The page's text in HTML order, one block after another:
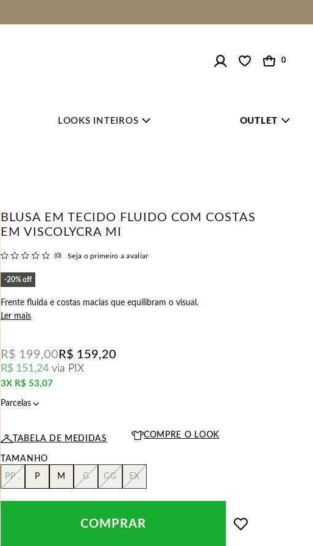
0
LOOKS INTEIROS OUTLET
BLUSA EM TECIDO FLUIDO COM COSTAS
EM VISCOLYCRA MI
(0) Seja o primeiro a avaliar
20% off
Frente fluida e costas macias que equilibram o visual.
Ler mais
R$ 151,24 via PIX
R$ 199,00 R$ 159,20
3X R$ 53,07
TABELA DE MEDIDAS COMPRE O LOOK
PP . P M G GG EX
COMPRAR